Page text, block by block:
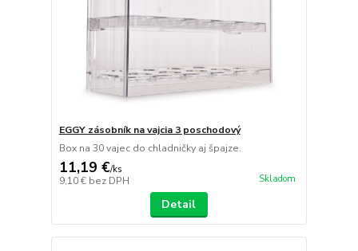
EGGY zásobník na vajcia 3 poschodový
Box na 30 vajec do chladničky aj špajze.
11,19 €/ks
9,10 € bez DPH Skladom
Detail